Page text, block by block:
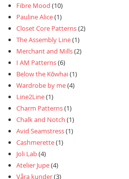
Fibre Mood (10)
Pauline Alice(1)
Closet Core Patterns(2)
The Assembly Line(1)
Merchant and Mills(2)
I AM Patterns(6)
Below the Kōwhai(1)
Wardrobe by me(4)
Line2Line(1)
Charm Patterns(1)
Chalk and Notch (1)
Avid Seamstress(1)
Cashmerette(1)
Joli Lab(4)
Atelier Jupe(4)
Våra kunder(3)